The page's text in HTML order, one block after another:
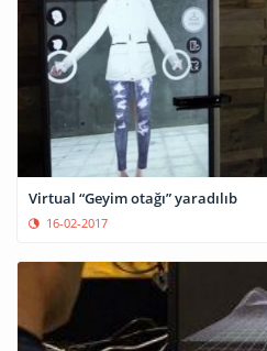
Virtual “Geyim otağı” yaradılıb
16-02-2017